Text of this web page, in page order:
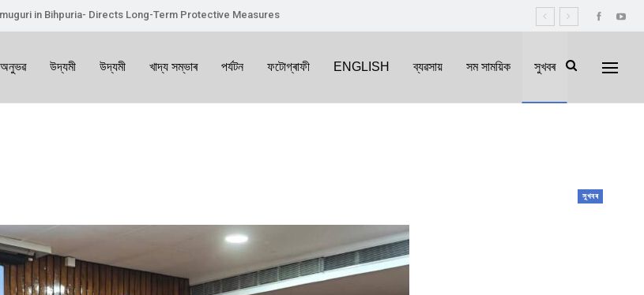
in Bihpuria- Directs Long-Term Protective Measures
অনুভৱ উদ্যমী উদ্যমী খাদ্য সম্ভাৰ পৰ্যটন ফটোগ্ৰাফী ENGLISH ব্যৱসায় সম সাময়িক সুখবৰ
সুখবৰ